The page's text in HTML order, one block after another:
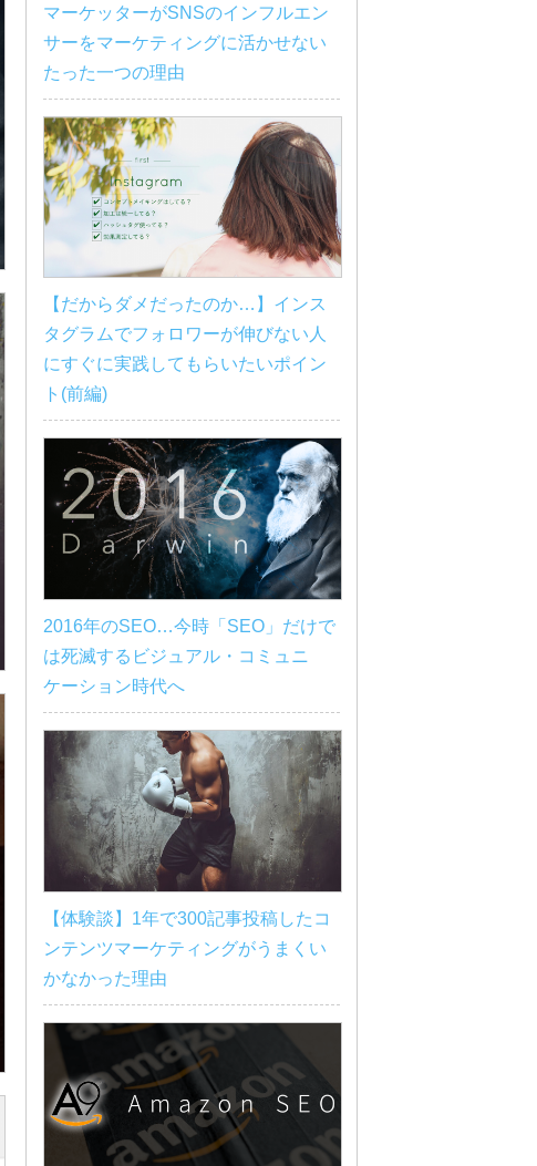
マーケッターがSNSのインフルエン
サーをマーケティングに活かせない
たった一つの理由
【だからダメだったのか…】インス
タグラムでフォロワーが伸びない人
にすぐに実践してもらいたいポイン
ト(前編)
2016年のSEO…今時「SEO」だけで
は死滅するビジュアル・コミュニ
ケーション時代へ
【体験談】1年で300記事投稿したコ
ンテンツマーケティングがうまくい
かなかった理由